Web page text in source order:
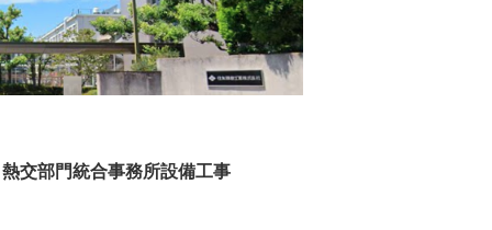
交部門統合事務所設備工事